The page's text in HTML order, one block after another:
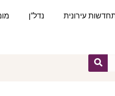
עירונית נדל"ן